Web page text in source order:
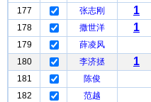
177
张志刚 1
178
撒世洋 1
179
薛凌风
180
李济拯 1
181
陈俊
182
范越